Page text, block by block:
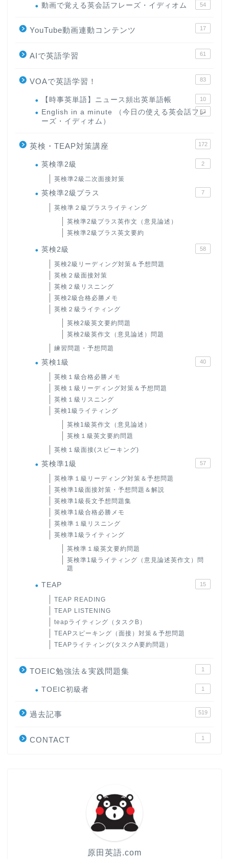
動画で覚える英会話フレーズ・イディオム 54
YouTube動画連動コンテンツ 17
AIで英語学習 61
VOAで英語学習！ 83
【時事英単語】ニュース頻出英単語帳 10
English in a minute （今日の使える英会話フレ
ーズ・イディオム）
63
英検・TEAP対策講座 172
英検準2級 2
英検準2級二次面接対策
英検準2級プラス 7
英検準２級プラスライティング
英検準2級プラス英作文（意見論述）
英検準2級プラス英文要約
英検2級 58
英検2級リーディング対策＆予想問題
英検２級面接対策
英検２級リスニング
英検2級合格必勝メモ
英検２級ライティング
英検2級英文要約問題
英検2級英作文（意見論述）問題
練習問題・予想問題
英検1級 40
英検１級合格必勝メモ
英検１級リーディング対策＆予想問題
英検１級リスニング
英検1級ライティング
英検1級英作文（意見論述）
英検１級英文要約問題
英検１級面接(スピーキング)
英検準1級 57
英検準１級リーディング対策＆予想問題
英検準1級面接対策・予想問題＆解説
英検準1級長文予想問題集
英検準1級合格必勝メモ
英検準１級リスニング
英検準1級ライティング
英検準１級英文要約問題
英検準1級ライティング（意見論述英作文）問
題
TEAP 15
TEAP READING
TEAP LISTENING
teapライティング（タスクB）
TEAPスピーキング（面接）対策＆予想問題
TEAPライティング(タスクA要約問題）
TOEIC勉強法＆実践問題集 1
TOEIC初級者 1
過去記事 519
CONTACT 1
原田英語.com
大学入試英語対策講座
英語名言・格言・カッコい
い英語＆素敵な英文フレー